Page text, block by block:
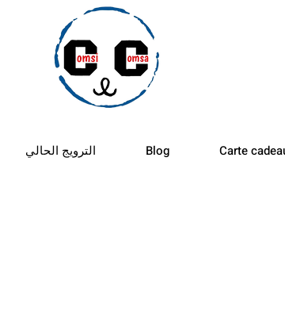
الترويج الحالي Blog Carte